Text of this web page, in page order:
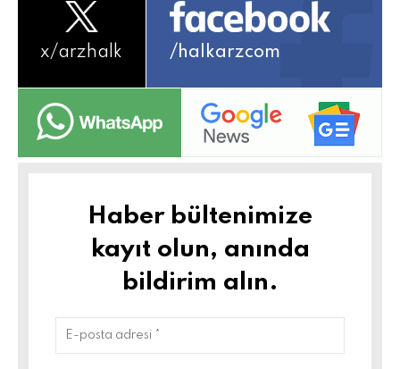
x/arzhalk /halkarzcom
Haber bültenimize
kayıt olun, anında
bildirim alın.